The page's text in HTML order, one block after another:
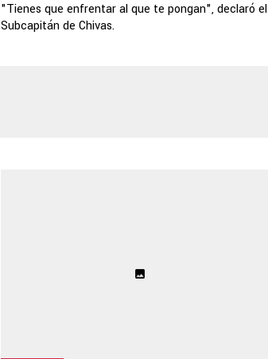
"Tienes que enfrentar al que te pongan", declaró el
Subcapitán de Chivas.